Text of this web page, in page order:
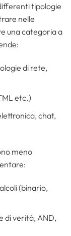
tipologie
nelle
una categoria a
di rete,
etc.)
chat,
meno
(binario,
di verità, AND,